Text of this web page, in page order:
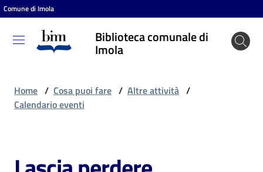
Vai al contenuto
Vai alla navigazione
Vai al footer
Comune di Imola
Biblioteca comunale di
Imola
Biblioteca
comunale
Home / Cosa puoi fare / Altre attività /
Calendario eventi
Salta al contenuto